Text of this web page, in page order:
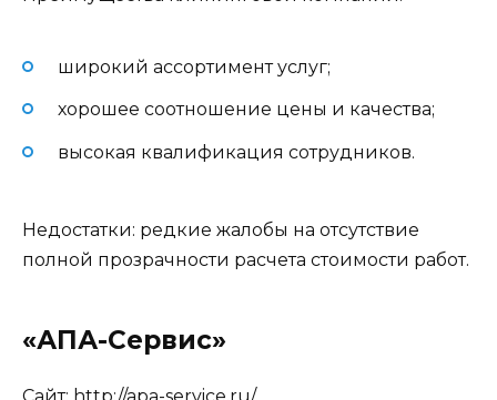
широкий ассортимент услуг;
хорошее соотношение цены и качества;
высокая квалификация сотрудников.
Недостатки: редкие жалобы на отсутствие
полной прозрачности расчета стоимости работ.
«АПА-Сервис»